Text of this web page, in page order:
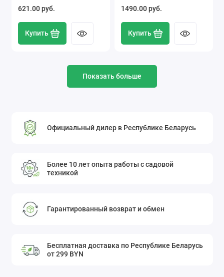
621.00 pуб.
Купить
1490.00 pуб.
Купить
Показать больше
Официальный дилер в Республике Беларусь
Более 10 лет опыта работы с садовой
техникой
Гарантированный возврат и обмен
Бесплатная доставка по Республике Беларусь
от 299 BYN